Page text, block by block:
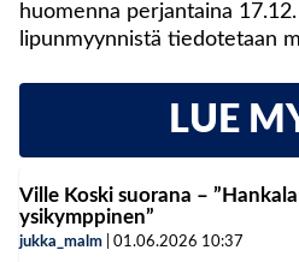
huomenna perjantaina
lipunmyynnistä tiedotetaan
LUE
Ville Koski suorana – ”Hankala
ysikymppinen”
jukka_malm 01.06.2026 10:37